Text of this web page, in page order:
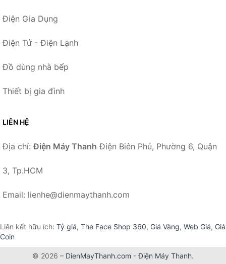
Điện Gia Dụng
Điện Tử - Điện Lạnh
Đồ dùng nhà bếp
Thiết bị gia đình
LIÊN HỆ
Địa chỉ:Điện Máy Thanh Điện Biên Phủ, Phường 6, Quận
3, Tp.HCM
Email: lienhe@dienmaythanh.com
Liên kết hữu ích: Tỷ giá, The Face Shop 360, Giá Vàng, Web Giá, Giá
Coin
© 2026 – DienMayThanh.com -Điện Máy Thanh.